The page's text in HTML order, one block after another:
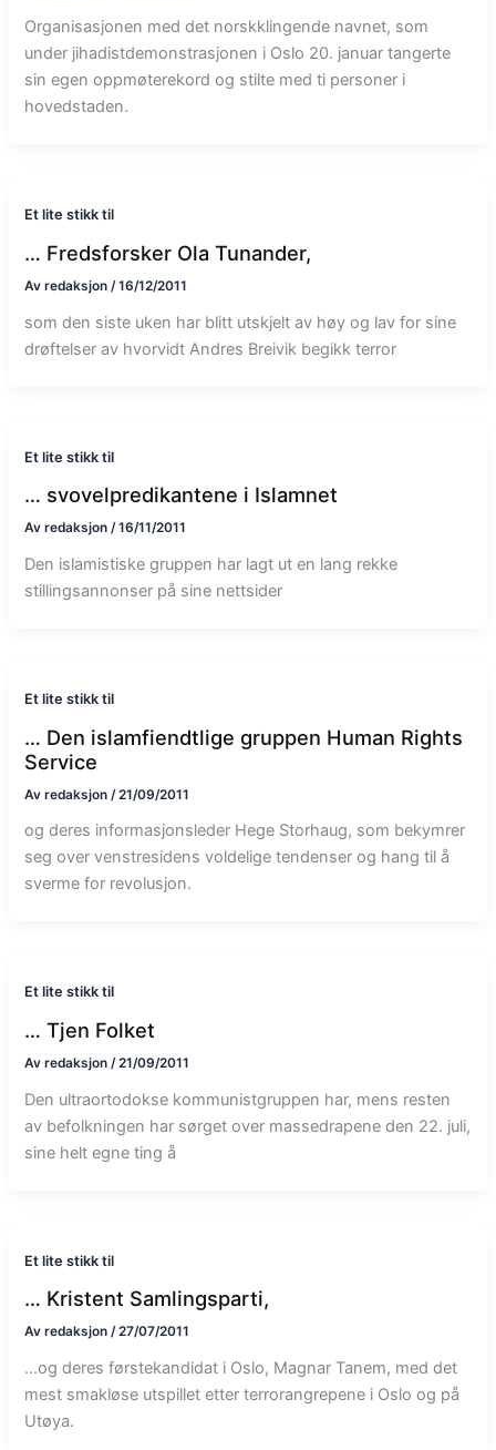
Organisasjonen med det norskklingende navnet, som
under jihadistdemonstrasjonen i Oslo 20. januar tangerte
sin egen oppmøterekord og stilte med ti personer i
hovedstaden.
Et lite stikk til
… Fredsforsker Ola Tunander,
Av redaksjon /16/12/2011
som den siste uken har blitt utskjelt av høy og lav for sine
drøftelser av hvorvidt Andres Breivik begikk terror
Et lite stikk til
… svovelpredikantene i Islamnet
Av redaksjon/16/11/2011
Den islamistiske gruppen har lagt ut en lang rekke
stillingsannonser på sine nettsider
Et lite stikk til
… Den islamfiendtlige gruppen Human Rights
Service
Av redaksjon /21/09/2011
og deres informasjonsleder Hege Storhaug, som bekymrer
seg over venstresidens voldelige tendenser og hang til å
sverme for revolusjon.
Et lite stikk til
… Tjen Folket
Av redaksjon/21/09/2011
Den ultraortodokse kommunistgruppen har, mens resten
av befolkningen har sørget over massedrapene den 22. juli,
sine helt egne ting å
Et lite stikk til
… Kristent Samlingsparti,
Av redaksjon/27/07/2011
…og deres førstekandidat i Oslo, Magnar Tanem, med det
mest smakløse utspillet etter terrorangrepene i Oslo og på
Utøya.